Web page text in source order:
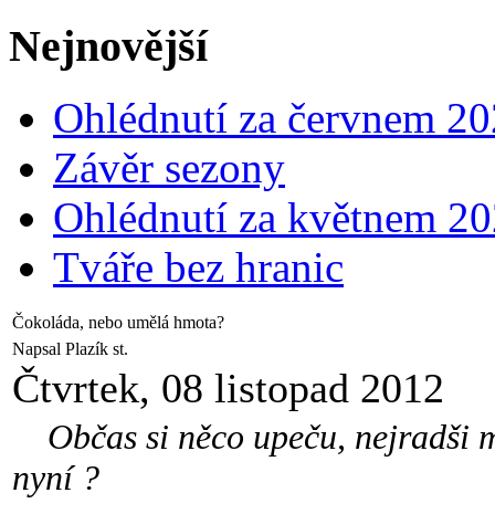
Nejnovější
Ohlédnutí za červnem
Závěr sezony
Ohlédnutí za květnem
Tváře bez hranic
Čokoláda, nebo umělá hmota?
Napsal Plazík st.
Čtvrtek, 08 listopad 2012
Občas si něco upeču, nejradši
nyní ?